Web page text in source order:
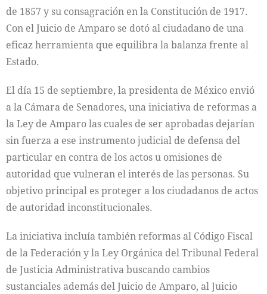
de 1857 y su consagración en la Constitución de 1917.
Con el Juicio de Amparo se dotó al ciudadano de una
eficaz herramienta que equilibra la balanza frente al
Estado.
El día 15 de septiembre, la presidenta de México envió
a la Cámara de Senadores, una iniciativa de reformas a
la Ley de Amparo las cuales de ser aprobadas dejarían
sin fuerza a ese instrumento judicial de defensa del
particular en contra de los actos u omisiones de
autoridad que vulneran el interés de las personas. Su
objetivo principal es proteger a los ciudadanos de actos
de autoridad inconstitucionales.
La iniciativa incluía también reformas al Código Fiscal
de la Federación y la Ley Orgánica del Tribunal Federal
de Justicia Administrativa buscando cambios
sustanciales además del Juicio de Amparo, al Juicio